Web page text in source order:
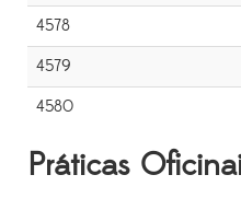
4578
4579
4580
Práticas